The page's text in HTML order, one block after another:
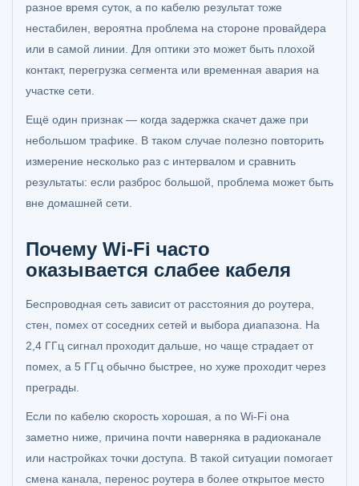
разное время суток, а по кабелю результат тоже
нестабилен, вероятна проблема на стороне провайдера
или в самой линии. Для оптики это может быть плохой
контакт, перегрузка сегмента или временная авария на
участке сети.
Ещё один признак — когда задержка скачет даже при
небольшом трафике. В таком случае полезно повторить
измерение несколько раз с интервалом и сравнить
результаты: если разброс большой, проблема может быть
вне домашней сети.
Почему Wi-Fi часто
оказывается слабее кабеля
Беспроводная сеть зависит от расстояния до роутера,
стен, помех от соседних сетей и выбора диапазона. На
2,4 ГГц сигнал проходит дальше, но чаще страдает от
помех, а 5 ГГц обычно быстрее, но хуже проходит через
преграды.
Если по кабелю скорость хорошая, а по Wi‑Fi она
заметно ниже, причина почти наверняка в радиоканале
или настройках точки доступа. В такой ситуации помогает
смена канала, перенос роутера в более открытое место